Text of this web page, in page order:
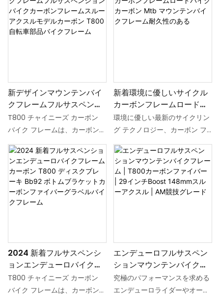
data, strikes a perfect
balance between agility and
comfort. The frame
customization for
performance upgrades
ーや上級愛好家の要求に応えま
す。
フレーム29erカーボンファイバ
ー自転車フレームは、すべての
頑丈なトレイルを征服し、比類
テン バイクの冒険に軽量で耐久
性のある基盤を提供します。 ス
のに最適です。
新デザインマウンテンバイ
クフレームフルサスペンシ
ョンバイクカーボンフレー
ムスルーアクスルモデルカ
イクフレーム
T800 チャイニーズ カーボン
バイク フレームは、カーボンフ
ァイバー製の高品質のフルサス
ペンション フレームで、マウン
テン バイクの冒険に軽量で耐久
性のある基盤を提供します。 ス
ルーアクスル設計を特徴とする
このフレームは、荒れた地形に
のに最適です。
新着環境に優しいサイクル
カーボンフレームロードバ
イクカーボン Mtb マウンテ
ンバイクフレーム耐久性の
環境に優しい最新のサイクリン
グ テクノロジー、カーボン フ
レーム ロード バイクとマウン
テン バイクを新入荷からご紹介
します。 耐久性のあるカーボン
素材で作られたこれらのフレー
ムは、環境への影響を軽減しな
転車フレームで乗り心地をアッ
プグレードし、持続可能性を選
択してください
2024 新着フルサスペンシ
ョンエンデューロバイクフ
レームカーボン T800 ディ
スクブレーキ Bb92 ボトム
T800 チャイニーズ カーボン
バイク フレームは、カーボンフ
エンデューロフルサスペン
ションマウンテンバイクフ
レーム | T800カーボンファ
イバー | 29インチBoost
究極のパフォーマンスを求める
エンデューロライダーやオール